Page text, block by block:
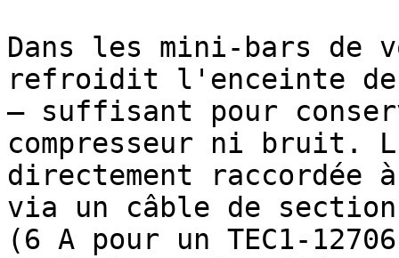
Dans les mini-bars de
refroidit l'enceinte de
— suffisant pour
compresseur ni bruit.
directement
via un câble de section
(6 A pour un TEC1-